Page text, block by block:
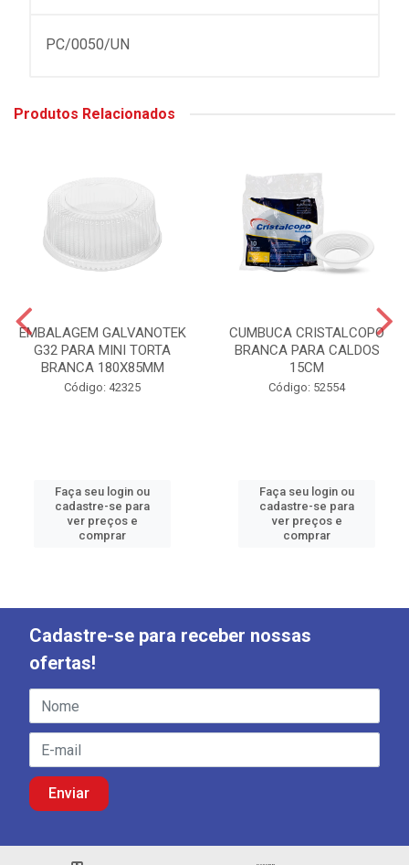
PC/0050/UN
Produtos Relacionados
EMBALAGEM GALVANOTEK
G32 PARA MINI TORTA
BRANCA 180X85MM
Código: 42325
Faça seu login ou
cadastre-se para
ver preços e
comprar
CUMBUCA CRISTALCOPO
BRANCA PARA CALDOS
15CM
Código: 52554
Faça seu login ou
cadastre-se para
ver preços e
comprar
Cadastre-se para receber nossas
ofertas!